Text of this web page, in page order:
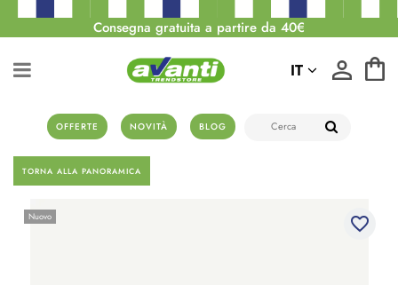
Consegna gratuita a partire da 40€
OFFERTE NOVITÀ BLOG
IT
TORNA ALLA PANORAMICA
Nuovo favorite_border